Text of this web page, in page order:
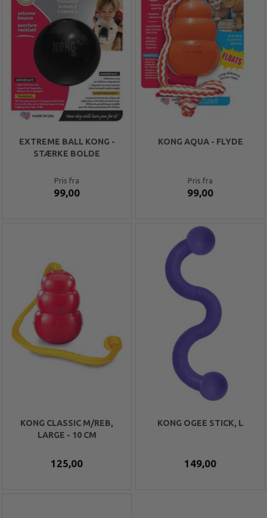
EXTREME BALL KONG -
STÆRKE BOLDE
Pris fra
99,00
KONG AQUA - FLYDE
Pris fra
99,00
KONG CLASSIC M/REB,
LARGE - 10 CM
125,00
KONG OGEE STICK, L
149,00